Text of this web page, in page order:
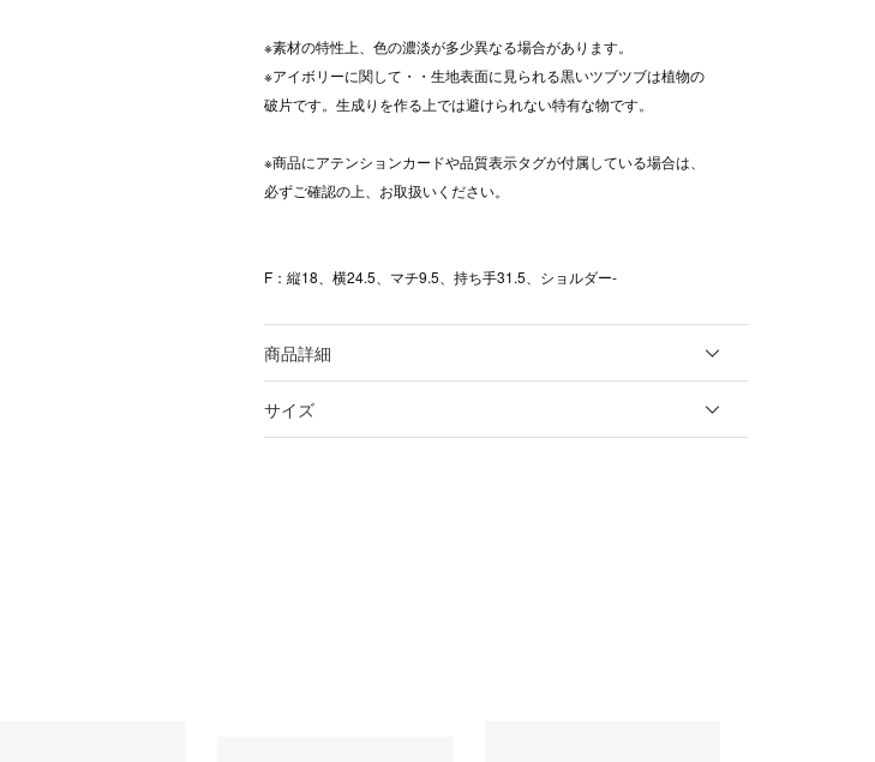
※素材の特性上、色の濃淡が多少異なる場合があります。
※アイボリーに関して・・生地表面に見られる黒いツブツブは植物の
破片です。生成りを作る上では避けられない特有な物です。
※商品にアテンションカードや品質表示タグが付属している場合は、
必ずご確認の上、お取扱いください。
F：縦18、横24.5、マチ9.5、持ち手31.5、ショルダー-
商品詳細
サイズ